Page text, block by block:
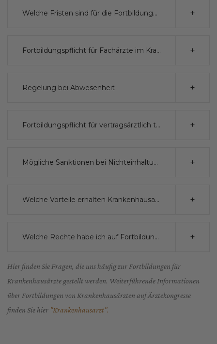
Welche Fristen sind für die Fortbildungen einzuhalten
Fortbildungspflicht für Fachärzte im Krankenhaus
Regelung bei Abwesenheit
Fortbildungspflicht für vertragsärztlich tätige Krankenhausärzte
Mögliche Sanktionen bei Nichteinhaltung der Fortbildungspflicht
Welche Vorteile erhalten Krankenhausärzte
Welche Rechte habe ich auf Fortbildungen?
Hier finden Sie Fragen, die uns häufig zur Fortbildungen für
Krankenhausärzte gestellt werden. Weiterführende Informationen
über Fortbildungen von Krankenhausärzten auf Ärztekongresse
finden Sie hier "Krankenhausarzt".